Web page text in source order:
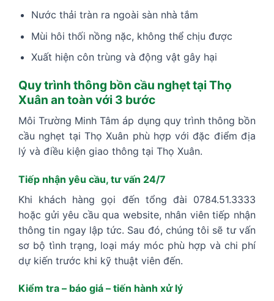
Nước thải tràn ra ngoài sàn nhà tắm
Mùi hôi thối nồng nặc, không thể chịu được
Xuất hiện côn trùng và động vật gây hại
Quy trình thông bồn cầu nghẹt tại Thọ
Xuân an toàn với 3 bước
Môi Trường Minh Tâm áp dụng quy trình thông bồn
cầu nghẹt tại Thọ Xuân phù hợp với đặc điểm địa
lý và điều kiện giao thông tại Thọ Xuân.
Tiếp nhận yêu cầu, tư vấn 24/7
Khi khách hàng gọi đến tổng đài 0784.51.3333
hoặc gửi yêu cầu qua website, nhân viên tiếp nhận
thông tin ngay lập tức. Sau đó, chúng tôi sẽ tư vấn
sơ bộ tình trạng, loại máy móc phù hợp và chi phí
dự kiến trước khi kỹ thuật viên đến.
Kiểm tra – báo giá – tiến hành xử lý